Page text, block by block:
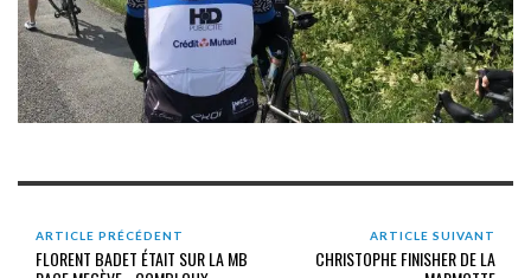
ARTICLE PRÉCÉDENT
FLORENT BADET ÉTAIT SUR LA MB
ARTICLE SUIVANT
CHRISTOPHE FINISHER DE LA